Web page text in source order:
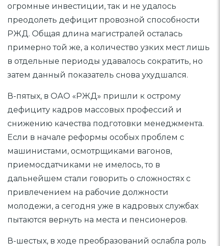
огромные инвестиции, так и не удалось
преодолеть дефицит провозной способности
РЖД. Общая длина магистралей осталась
примерно той же, а количество узких мест лишь
в отдельные периоды удавалось сократить, но
затем данный показатель снова ухудшался.
В-пятых, в ОАО «РЖД» пришли к острому
дефициту кадров массовых профессий и
снижению качества подготовки менеджмента.
Если в начале реформы особых проблем с
машинистами, осмотрщиками вагонов,
приемосдатчиками не имелось, то в
дальнейшем стали говорить о сложностях с
привлечением на рабочие должности
молодежи, а сегодня уже в кадровых службах
пытаются вернуть на места и пенсионеров.
В-шестых, в ходе преобразований ослабла роль